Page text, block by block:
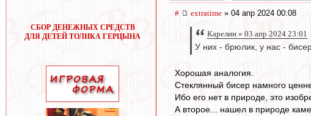
СБОР ДЕНЕЖНЫХ СРЕДСТВ
ДЛЯ ДЕТЕЙ ТОЛИКА ГЕРЦЫНА
# extratime » 04 апр 2024 00:08
Карелин » 03 апр 2024 23:01
У них - брюлик, у нас -
Хорошая аналогия.
Стеклянный бисер намного
Ибо его нет в природе, это
А второе... нашел в природе